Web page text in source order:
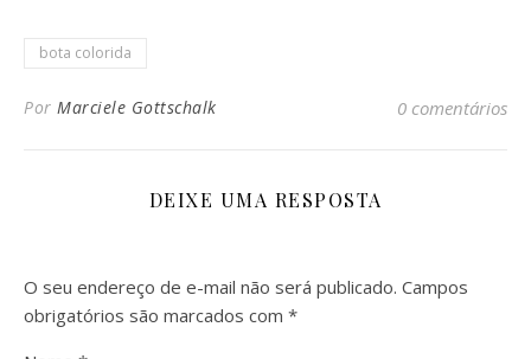
bota colorida
Por Marciele Gottschalk 0 comentários
DEIXE UMA RESPOSTA
O seu endereço de e-mail não será publicado. Campos
obrigatórios são marcados com *